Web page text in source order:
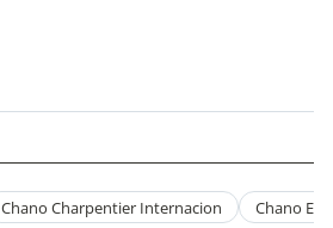
Chano Charpentier Internacion Chano